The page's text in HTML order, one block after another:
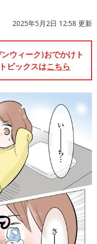
2025年5月2日 12:58 更新
ウィーク)おでかけト
ピックスはこちら